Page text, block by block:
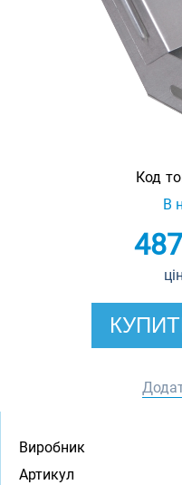
Код
В
Виробник
Артикул